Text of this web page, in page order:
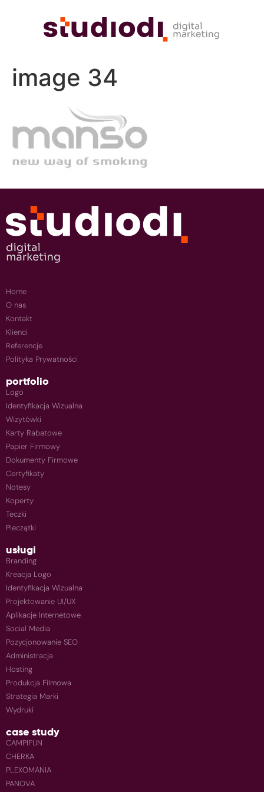
image 34
Home
O nas
Kontakt
Klienci
Referencje
Polityka Prywatności
portfolio
Logo
Identyfikacja Wizualna
Wizytówki
Karty Rabatowe
Papier Firmowy
Dokumenty Firmowe
Certyfikaty
Notesy
Koperty
Teczki
Pieczątki
usługi
Branding
Kreacja Logo
Identyfikacja Wizualna
Projektowanie UI/UX
Aplikacje Internetowe
Social Media
Pozycjonowanie SEO
Administracja
Hosting
Produkcja Filmowa
Strategia Marki
Wydruki
case study
CAMPIFUN
CHERKA
PLEXOMANIA
PANOVA